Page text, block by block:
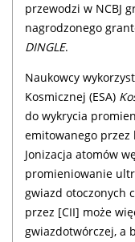
przewodzi w NCBJ
nagrodzonego
DINGLE.
Naukowcy
Kosmicznej (ESA)
do wykrycia
emitowanego przez
Jonizacja atomów
promieniowanie
gwiazd otoczonych
przez [CII] może
gwiazdotwórczej, a